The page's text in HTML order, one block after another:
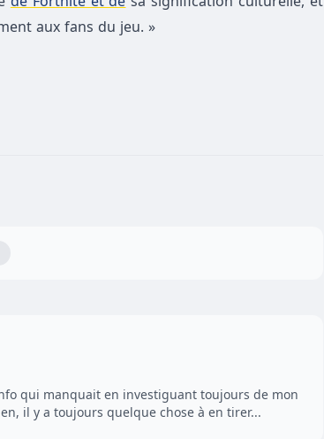
aux fans du jeu. »
qui manquait en investiguant toujours de mon
il y a toujours quelque chose à en tirer...